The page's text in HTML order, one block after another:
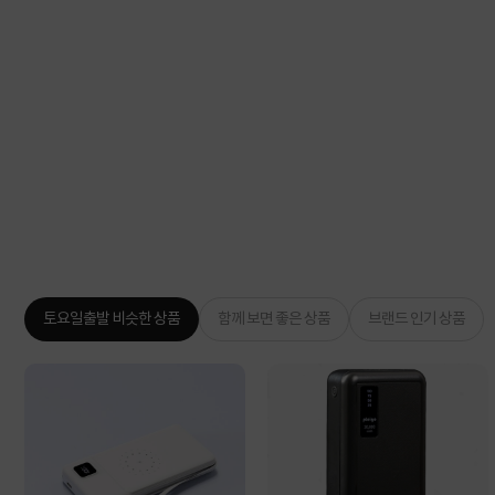
토요일출발 비슷한 상품 함께 보면 좋은 상품 브랜드 인기 상품